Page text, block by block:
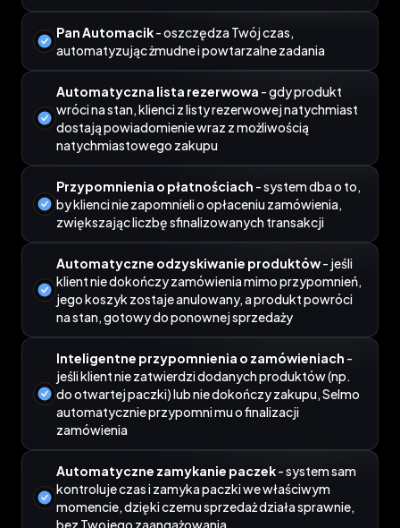
Pan Automacik- oszczędza Twój czas,
automatyzując żmudne i powtarzalne zadania
Automatyczna lista rezerwowa - gdy produkt
wróci na stan, klienci z listy rezerwowej natychmiast
dostają powiadomienie wraz z możliwością
natychmiastowego zakupu
Przypomnienia o płatnościach - system dba o to,
by klienci nie zapomnieli o opłaceniu zamówienia,
zwiększając liczbę sfinalizowanych transakcji
Automatyczne odzyskiwanie produktów- jeśli
klient nie dokończy zamówienia mimo przypomnień,
jego koszyk zostaje anulowany, a produkt powróci
na stan, gotowy do ponownej sprzedaży
Inteligentne przypomnienia o zamówieniach -
jeśli klient nie zatwierdzi dodanych produktów (np.
do otwartej paczki) lub nie dokończy zakupu, Selmo
automatycznie przypomni mu o finalizacji
zamówienia
Automatyczne zamykanie paczek- system sam
kontroluje czas i zamyka paczki we właściwym
momencie, dzięki czemu sprzedaż działa sprawnie,
bez Twojego zaangażowania